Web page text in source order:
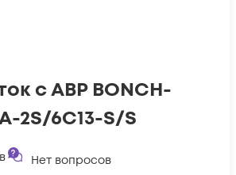
с АВР BONCH-
2S/6C13-S/S
Нет вопросов